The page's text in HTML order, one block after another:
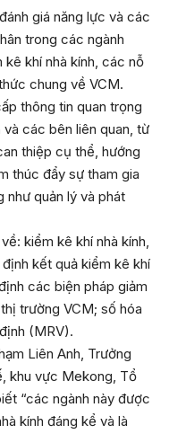
giá năng lực và các
trong các ngành
khí nhà kính, các nỗ
chung về VCM.
thông tin quan trọng
các bên liên quan, từ
thiệp cụ thể, hướng
thúc đẩy sự tham gia
như quản lý và phát
kiểm kê khí nhà kính,
kết quả kiểm kê khí
các biện pháp giảm
trường VCM; số hóa
(MRV).
Liên Anh, Trưởng
khu vực Mekong, Tổ
“các ngành này được
kính đáng kể và là